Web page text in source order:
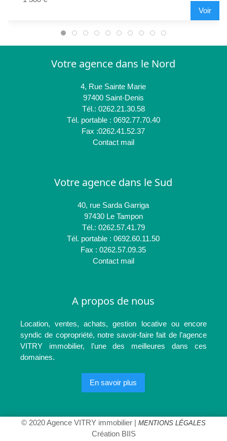
Voir
Votre agence dans le Nord
4, Rue Sainte Marie
97400 Saint-Denis
Tél.: 0262.21.30.58
Tél. portable : 0692.77.70.40
Fax :0262.41.52.37
Contact mail
Votre agence dans le Sud
40, rue Sarda Garriga
97430 Le Tampon
Tél.: 0262.57.41.79
Tél. portable : 0692.60.11.50
Fax : 0262.57.09.35
Contact mail
A propos de nous
Location, ventes, achats, gestion locative ou encore
syndic de copropriété, notre savoir-faire fait de l’agence
VITRY immobilier, l’une des meilleures dans ces
domaines.
En savoir plus
© 2020 Agence VITRY immobilier | MENTIONS LÉGALES
Création BIIS